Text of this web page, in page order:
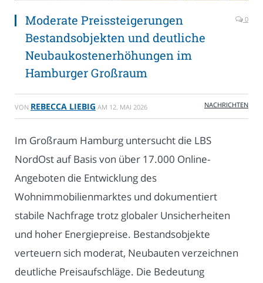
Moderate Preissteigerungen
Bestandsobjekten und deutliche
Neubaukostenerhöhungen im
Hamburger Großraum
0
VON REBECCA LIEBIG AM 12. MAI 2026 NACHRICHTEN
Im Großraum Hamburg untersucht die LBS
NordOst auf Basis von über 17.000 Online-
Angeboten die Entwicklung des
Wohnimmobilienmarktes und dokumentiert
stabile Nachfrage trotz globaler Unsicherheiten
und hoher Energiepreise. Bestandsobjekte
verteuern sich moderat, Neubauten verzeichnen
deutliche Preisaufschläge. Die Bedeutung